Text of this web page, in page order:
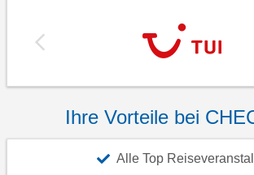
Ihre Vorteile bei
Alle Top